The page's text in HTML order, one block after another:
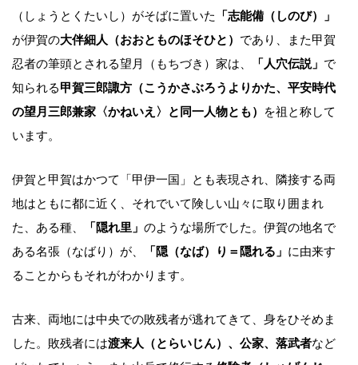
（しょうとくたいし）がそばに置いた
「志能備（しのび）」
が伊賀の大伴細人（おおとものほそひと） であり、また甲賀
忍者の筆頭とされる望月（もちづき）家は、
「人穴伝説」 で
知られる甲賀三郎諏方（こうかさぶろうよりかた、平安時代
の望月三郎兼家〈かねいえ〉と同一人物とも）
を祖と称して
います。
伊賀と甲賀はかつて「甲伊一国」とも表現され、隣接する両
地はともに都に近く、それでいて険しい山々に取り囲まれ
た、ある種、
「隠れ里」 のような場所でした。伊賀の地名で
ある名張（なばり）が、
「隠（なば）り＝隠れる」 に由来す
ることからもそれがわかります。
古来、両地には中央での敗残者が逃れてきて、身をひそめま
した。敗残者には渡来人（とらいじん）、公家、落武者など